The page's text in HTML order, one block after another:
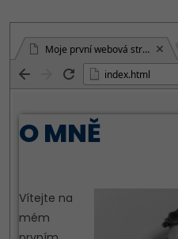
Moje první webová stránka
index.html